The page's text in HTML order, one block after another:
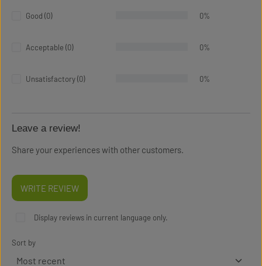
Good (0) 0%
Acceptable (0) 0%
Unsatisfactory (0) 0%
Leave a review!
Share your experiences with other customers.
WRITE REVIEW
Display reviews in current language only.
Sort by